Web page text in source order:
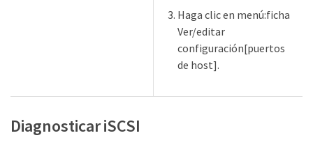
Haga clic en menú:ficha
Ver/editar
configuración[puertos
de host].
Diagnosticar iSCSI